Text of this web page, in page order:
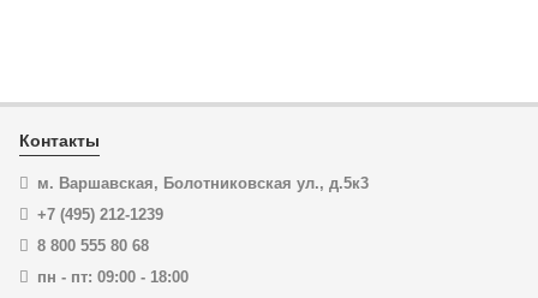
8 134₽
Контакты
м. Варшавская, Болотниковская ул., д.5к3
+7 (495) 212-1239
8 800 555 80 68
пн - пт: 09:00 - 18:00